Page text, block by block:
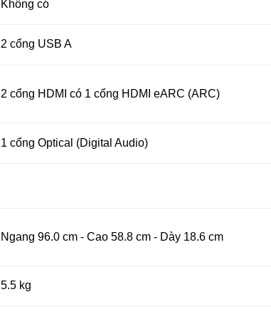
Không có
2 cổng USB A
2 cổng HDMI có 1 cổng HDMI eARC (ARC)
1 cổng Optical (Digital Audio)
Ngang 96.0 cm - Cao 58.8 cm - Dày 18.6 cm
5.5 kg